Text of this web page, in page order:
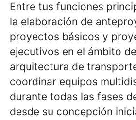
Entre tus funciones
la elaboración de
proyectos básicos y
ejecutivos en el ámbito
arquitectura de
coordinar equipos
durante todas las fases
desde su concepción